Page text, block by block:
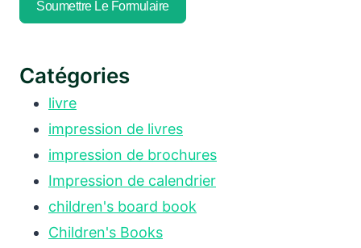
Soumettre Le Formulaire
Catégories
livre
impression de livres
impression de brochures
Impression de calendrier
children's board book
Children's Books